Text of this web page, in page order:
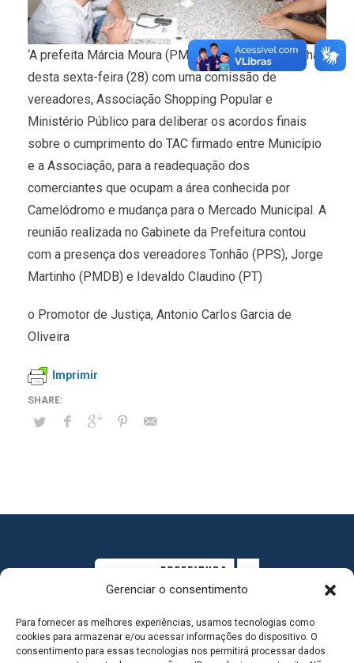
Gerenciar o consentimento
Para fornecer as melhores experiências, usamos tecnologias como
cookies para armazenar e/ou acessar informações do dispositivo. O
consentimento para essas tecnologias nos permitirá processar dados
‘A prefeita Márcia Moura (PMDB) reuniu-se na manhã
desta sexta-feira (28) com uma comissão de
vereadores, Associação Shopping Popular e
Ministério Público para deliberar os acordos finais
sobre o cumprimento do TAC firmado entre Município
e a Associação, para a readequação dos
comerciantes que ocupam a área conhecida por
Camelódromo e mudança para o Mercado Municipal. A
reunião realizada no Gabinete da Prefeitura contou
com a presença dos vereadores Tonhão (PPS), Jorge
Martinho (PMDB) e Idevaldo Claudino (PT)
o Promotor de Justiça, Antonio Carlos Garcia de
Oliveira
Imprimir